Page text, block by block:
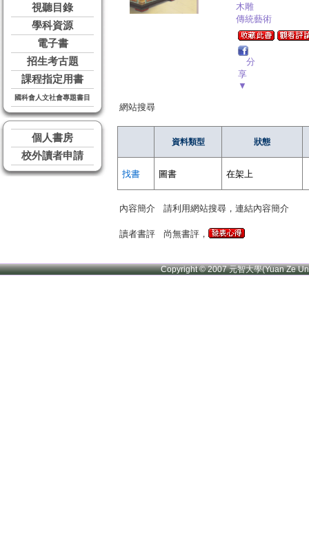
視聽目錄
學科資源
電子書
招生考古題
課程指定用書
國科會人文社會專題書目
個人書房
校外讀者申請
木雕
傳統藝術
分
享
▼
網站搜尋
資料類型 狀態
找書 圖書 在架上
內容簡介 請利用網站搜尋，連結內容簡介
讀者書評 尚無書評，
Copyright © 2007 元智大學(Yuan Ze